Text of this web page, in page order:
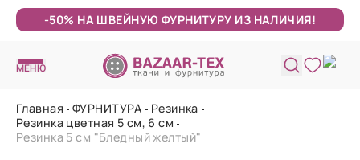
-50% НА ШВЕЙНУЮ ФУРНИТУРУ ИЗ НАЛИЧИЯ!
МЕНЮ
Главная ФУРНИТУРА
Резинка
Резинка цветная 5 см, 6 см
Резинка 5 см "Бледный желтый"